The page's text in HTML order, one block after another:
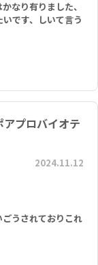
なり有りました、
です、しいて言う
プロバイオテ
2024.11.12
うされておりこれ